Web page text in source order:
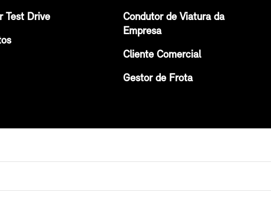
Test Drive
Condutor de Viatura da
Empresa
Cliente Comercial
Gestor de Frota